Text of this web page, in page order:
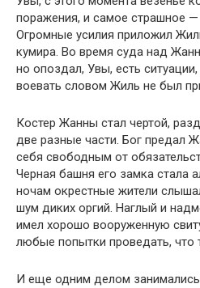
поражения, и самое страшное
Огромные усилия приложил
кумира. Во время суда над
но опоздал, Увы, есть
воевать словом Жиль не был
Костер Жанны стал чертой,
две разные части. Бог предал
себя свободным от
Черная башня его замка стала
ночам окрестные жители
шум диких оргий. Наглый и
имел хорошо вооруженную
любые попытки проведать, что
И еще одним делом